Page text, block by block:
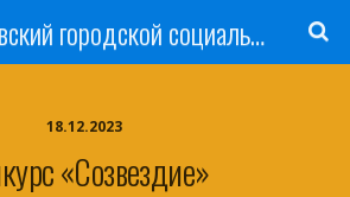
«Серпуховский городской социально-реабилитационный Центр для несовершеннолетних»
18.12.2023
«Созвездие»